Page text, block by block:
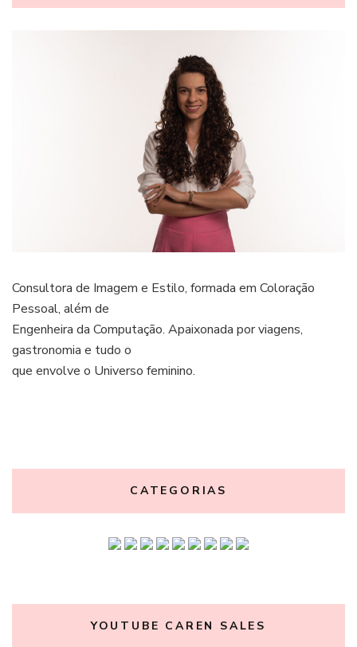
Consultora de Imagem e Estilo, formada em Coloração
Pessoal, além de
Engenheira da Computação. Apaixonada por viagens,
gastronomia e tudo o
que envolve o Universo feminino.
CATEGORIAS
YOUTUBE CAREN SALES